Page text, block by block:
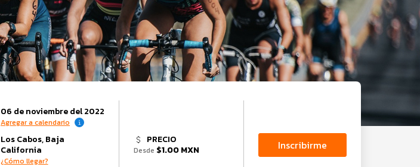
06 de noviembre del 2022
Agregar a calendario
Los Cabos, Baja
California
¿Cómo llegar?
PRECIO
Desde $1.00 MXN Inscribirme